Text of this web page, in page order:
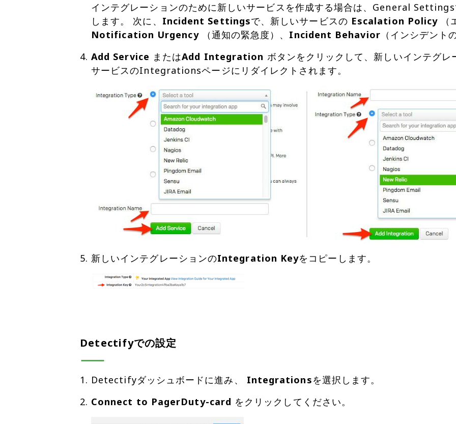
インテグレーションのために新しいサービスを作成する場合は、General
します。 次に、 Incident Settingsで、新しいサービスの Escalation Policy （
Notification Urgency（通知の緊急度）、 Incident Behavior （インシデント
Add Service またはAdd Integration ボタンをクリックして、新しいインテグレ
新しいインテグレーションのIntegration Key
Detectifyでの設定
Detectifyダッシュボードに進み、 Integrationsを選択します。
Connect to PagerDuty-card